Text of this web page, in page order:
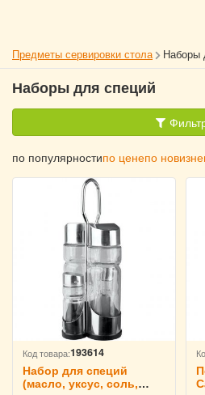
Предметы сервировки стола Наборы
Наборы для специй
по популярностипо ценепо новизне
Код товара:193614
Набор для специй
(масло, уксус, соль,